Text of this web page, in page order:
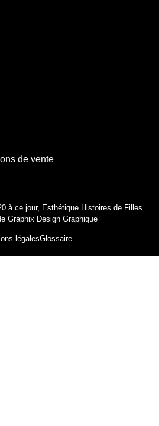
de vente
à ce jour, Esthétique Histoires de Filles.
Graphix Design Graphique
légalesGlossaire